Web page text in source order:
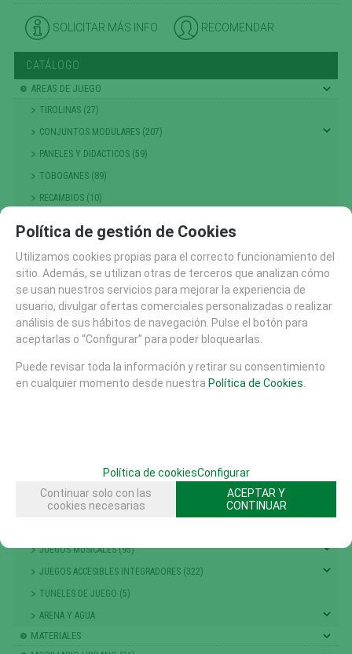
SOLICITAR MÁS INFO RECOMENDAR
CATÁLOGO
AREAS DE JUEGO
TIROLINAS (27)
CONJUNTOS MODULARES (207)
PANELES Y DIDACTICOS (59)
TOBOGANES (89)
RECAMBIOS (10)
COLUMPIOS (56)
PRIMERA INFANCIA (214)
NIÑOS PEQUEÑOS
ESCALADA , TREPA Y EQUILIBRIO (301)
GRANDES JUEGOS (14)
TIOVIVOS , CARRUSELES Y DINAMICOS (25)
TRAMPOLINES CAMAS ELASTICAS (17)
RECORRIDO PARKOUR (14)
JUEGOS MUSICALES (95)
JUEGOS ACCESIBLES INTEGRADORES (322)
TUNELES DE JUEGO (5)
ARENA Y AGUA
MATERIALES
Política de gestión de Cookies
Utilizamos cookies propias para el correcto funcionamiento del
sitio. Además, se utilizan otras de terceros que analizan cómo
se usan nuestros servicios para mejorar la experiencia de
usuario, divulgar ofertas comerciales personalizadas o realizar
análisis de sus hábitos de navegación. Pulse el botón para
aceptarlas o “Configurar” para poder bloquearlas.
Puede revisar toda la información y retirar su consentimiento
en cualquier momento desde nuestra Política de Cookies
Política de cookiesConfigurar
Continuar solo con las
cookies necesarias
ACEPTAR Y
CONTINUAR